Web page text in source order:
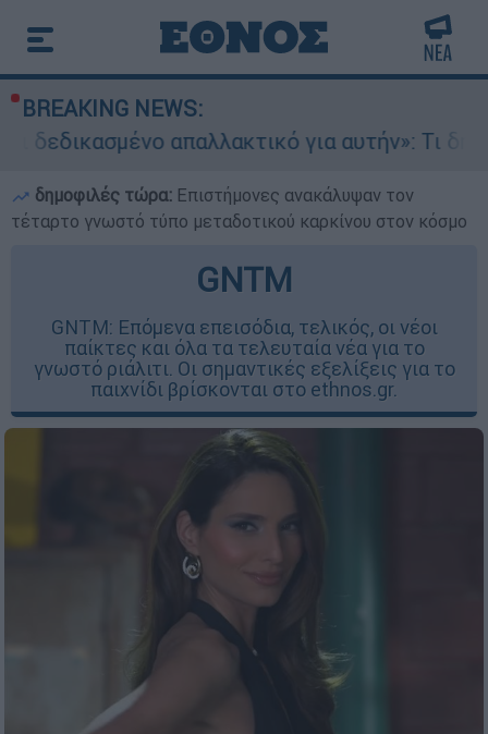
BREAKING NEWS:
απαλλακτικό για αυτήν»: Τι δηλώνει στο
δημοφιλές τώρα: Επιστήμονες ανακάλυψαν τον
τέταρτο γνωστό τύπο μεταδοτικού καρκίνου στον κόσμο
GNTM
GNTM: Επόμενα επεισόδια, τελικός, οι νέοι
παίκτες και όλα τα τελευταία νέα για το
γνωστό ριάλιτι. Οι σημαντικές εξελίξεις για το
παιχνίδι βρίσκονται στο ethnos.gr.